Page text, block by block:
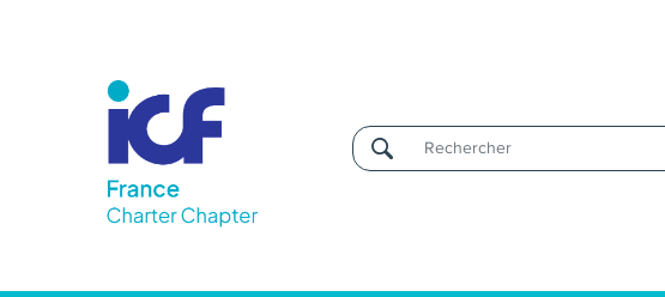
Username